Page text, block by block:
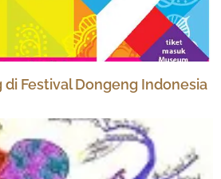
Festival Dongeng Indonesia